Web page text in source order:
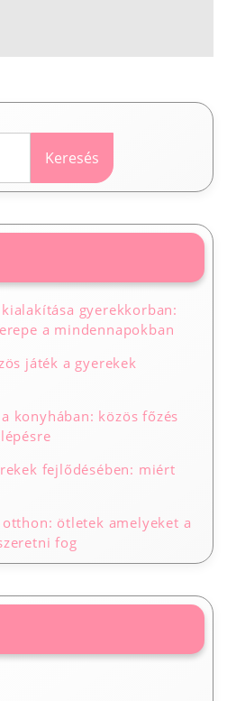
Keresés
kialakítása gyerekkorban:
a mindennapokban
játék a gyerekek
konyhában: közös főzés
fejlődésében: miért
ötletek amelyeket a
fog